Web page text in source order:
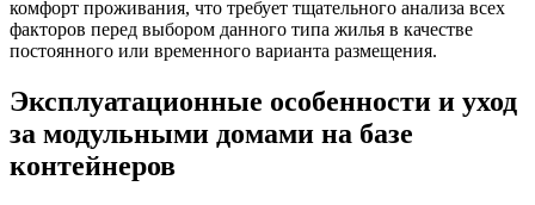
комфорт проживания, что требует тщательного анализа всех
факторов перед выбором данного типа жилья в качестве
постоянного или временного варианта размещения.
Эксплуатационные особенности и уход
за модульными домами на базе
контейнеров